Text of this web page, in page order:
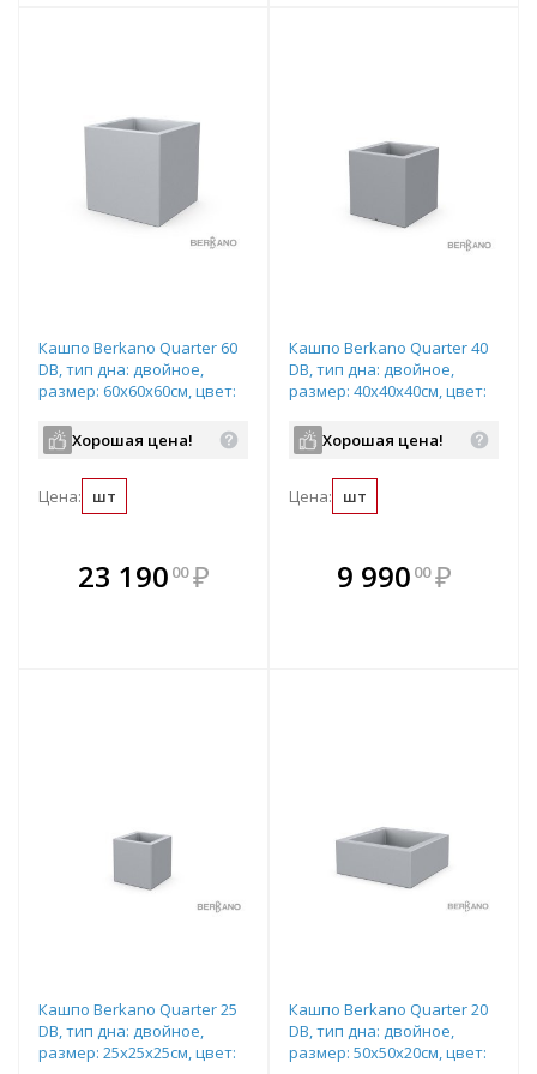
Кашпо Berkano Quarter 60
DB, тип дна: двойное,
размер: 60x60x60см, цвет:
арт.220_051_21
Хорошая цена!
Цена: шт
23 190 00 ₽
В комплекте
всегда выгоднее!
Кашпо Berkano Quarter 40
DB, тип дна: двойное,
размер: 40x40x40см, цвет:
арт.220_049_21
Хорошая цена!
Цена: шт
В комплекте
всегда выгоднее!
9 990 00 ₽
Кашпо Berkano Quarter 25
DB, тип дна: двойное,
размер: 25x25x25см, цвет:
Кашпо Berkano Quarter 20
DB, тип дна: двойное,
размер: 50x50x20см, цвет: